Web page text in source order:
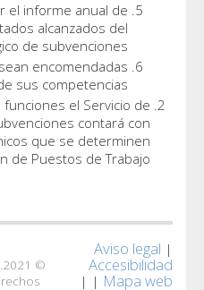
Elaborar y tramitar el
evaluación de los resultados
Plan estratégico
Cualesquiera otras que le sean
en el ámbito de
Para el ejercicio de sus
Control Financiero de
los Interventores y/o Técnicos
en la Relación de
© 2021. Todos
los derechos